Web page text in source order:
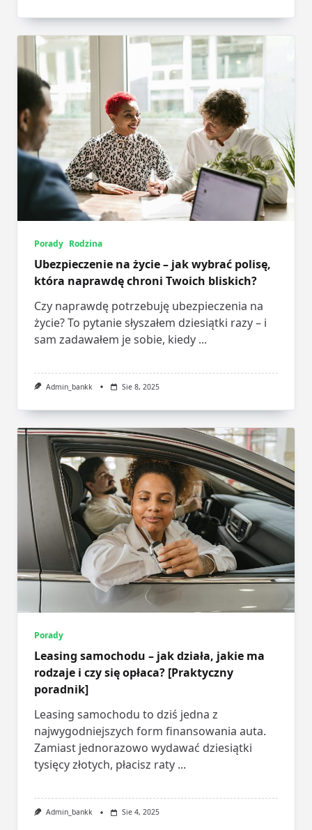
Porady Rodzina
Ubezpieczenie na życie – jak wybrać polisę,
która naprawdę chroni Twoich bliskich?
Czy naprawdę potrzebuję ubezpieczenia na
życie? To pytanie słyszałem dziesiątki razy – i
sam zadawałem je sobie, kiedy ...
Admin_bankk Sie 8, 2025
Porady
Leasing samochodu – jak działa, jakie ma
rodzaje i czy się opłaca? [Praktyczny
poradnik]
Leasing samochodu to dziś jedna z
najwygodniejszych form finansowania auta.
Zamiast jednorazowo wydawać dziesiątki
tysięcy złotych, płacisz raty ...
Admin_bankk Sie 4, 2025